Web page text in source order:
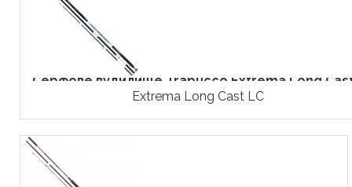
Серфове вудилище Trabucco Extrema Long
Extrema Long Cast LC